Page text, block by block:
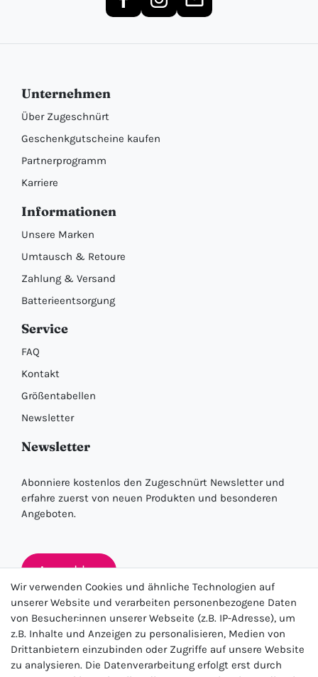
Unternehmen
Über Zugeschnürt
Geschenkgutscheine kaufen
Partnerprogramm
Karriere
Informationen
Unsere Marken
Umtausch & Retoure
Zahlung & Versand
Batterieentsorgung
Service
FAQ
Kontakt
Größentabellen
Newsletter
Newsletter
Abonniere kostenlos den Zugeschnürt Newsletter und
erfahre zuerst von neuen Produkten und besonderen
Angeboten.
Anmelden
★★★★★
4.5 / 5.0 (23.143)
Wir verwenden Cookies und ähnliche Technologien auf
unserer Website und verarbeiten personenbezogene Daten
von Besucher:innen unserer Webseite (z.B. IP-Adresse), um
z.B. Inhalte und Anzeigen zu personalisieren, Medien von
Drittanbietern einzubinden oder Zugriffe auf unsere Website
zu analysieren. Die Datenverarbeitung erfolgt erst durch